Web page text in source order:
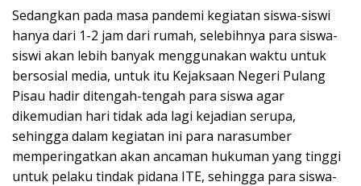
Sedangkan pada masa pandemi kegiatan siswa-siswi
hanya dari 1-2 jam dari rumah, selebihnya para siswa-
siswi akan lebih banyak menggunakan waktu untuk
bersosial media, untuk itu Kejaksaan Negeri Pulang
Pisau hadir ditengah-tengah para siswa agar
dikemudian hari tidak ada lagi kejadian serupa,
sehingga dalam kegiatan ini para narasumber
memperingatkan akan ancaman hukuman yang tinggi
untuk pelaku tindak pidana ITE, sehingga para siswa-